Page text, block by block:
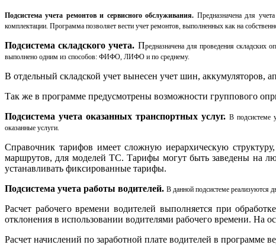
Подсистема учета ремонтов и сервисного обслуживания. Предназначена для
комплектации. Программа позволяет вести учет ремонтов, выполненных как на
Подсистема складского учета. Предназначена для проведения складских
выполнено одним из способов: ФИФО, ЛИФО и по среднему.
В отдельный складской учет вынесен учет шин, аккумуляторов,
Так же в программе предусмотрены возможности группового
Подсистема учета оказанных транспортных услуг. В подсистеме
оказанные услуги.
Справочник тарифов имеет сложную иерархическую
маршрутов, для моделей ТС. Тарифы могут быть заведены на
устанавливать фиксированные тарифы.
Подсистема учета работы водителей. В данной подсистеме реализуются
Расчет рабочего времени водителей выполняется при
отклонения в использовании водителями рабочего времени. На
Расчет начислений по заработной плате водителей в программе